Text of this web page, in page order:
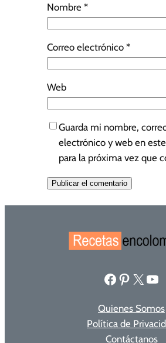
Nombre *
Correo electrónico *
Web
Guarda mi nombre,
electrónico y web en
para la próxima vez que
Facebook Pinterest X YouTube
Quienes Somos
Política de
Contáctanos